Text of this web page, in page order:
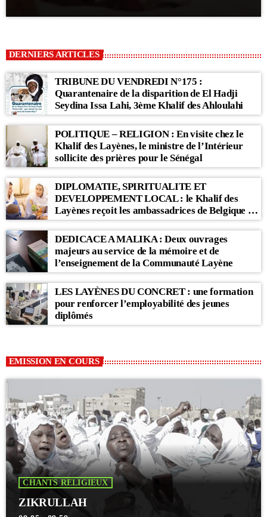
DERNIERS ARTICLES
TRIBUNE DU VENDREDI N°175 :
Quarantenaire de la disparition de El Hadji
Seydina Issa Lahi, 3ème Khalif des Ahloulahi
POLITIQUE – RELIGION : En visite chez le
Khalif des Layènes, le ministre de l’Intérieur
sollicite des prières pour le Sénégal
DIPLOMATIE, SPIRITUALITE ET
DEVELOPPEMENT LOCAL : le Khalif des
Layènes reçoit les ambassadrices de Belgique et
des Pays-Bas
DEDICACE A MALIKA : Deux ouvrages
majeurs au service de la mémoire et de
l’enseignement de la Communauté Layène
LES LAYÈNES DU CONCRET : une formation
pour renforcer l’employabilité des jeunes
diplômés
EMISSION EN COURS
CHANTS RELIGIEUX
ZIKRULLAH